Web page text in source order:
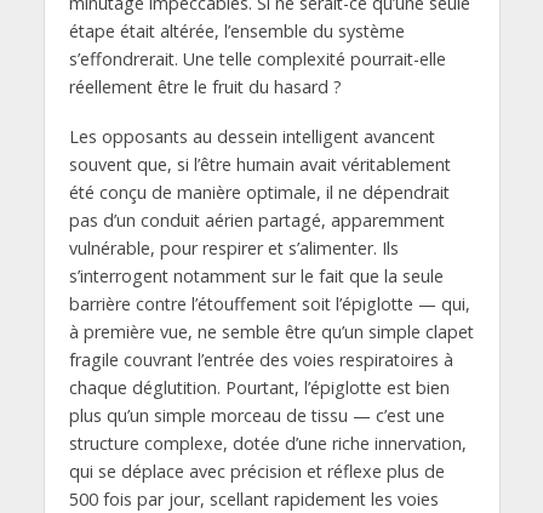
étape était altérée, l’ensemble du système
s’effondrerait. Une telle complexité pourrait-elle
réellement être le fruit du hasard ?
Les opposants au dessein intelligent avancent
souvent que, si l’être humain avait véritablement
été conçu de manière optimale, il ne dépendrait
pas d’un conduit aérien partagé, apparemment
vulnérable, pour respirer et s’alimenter. Ils
s’interrogent notamment sur le fait que la seule
barrière contre l’étouffement soit l’épiglotte — qui,
à première vue, ne semble être qu’un simple clapet
fragile couvrant l’entrée des voies respiratoires à
chaque déglutition. Pourtant, l’épiglotte est bien
plus qu’un simple morceau de tissu — c’est une
structure complexe, dotée d’une riche innervation,
qui se déplace avec précision et réflexe plus de
500 fois par jour, scellant rapidement les voies